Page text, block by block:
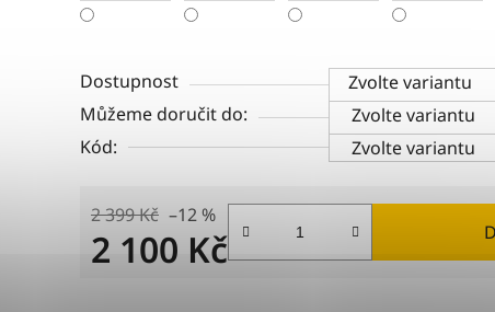
Dostupnost
Zvolte variantu
Můžeme doručit do:
Zvolte variantu
Kód:
Zvolte variantu
2 399 Kč –12 %
2 100 Kč